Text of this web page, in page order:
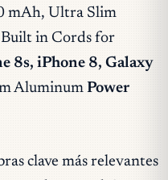
mAh, Ultra Slim
in Cords for
8s, iPhone 8, Galaxy
Aluminum Power
clave más relevantes